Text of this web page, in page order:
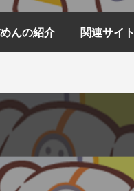
んの紹介 関連サイト